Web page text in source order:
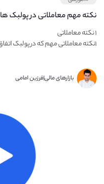
نکته مهم معاملاتی در پولبک ها
۱ نکته معاملاتی
۱نکته معاملاتی مهم که در پولبک اتفاق...
بازارهای مالی|فرزین امامی